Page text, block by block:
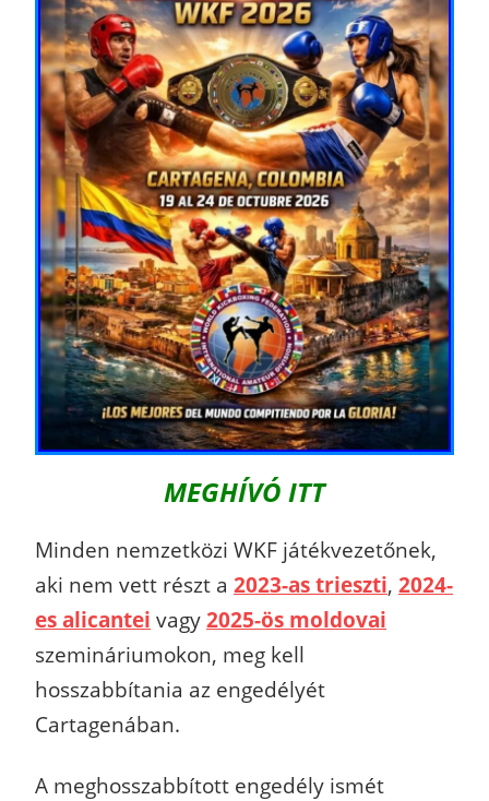
MEGHÍVÓ ITT
Minden nemzetközi WKF játékvezetőnek,
aki nem vett részt a 2023-as trieszti, 2024-
es alicantei vagy 2025-ös moldovai
szemináriumokon, meg kell
hosszabbítania az engedélyét
Cartagenában.
A meghosszabbított engedély ismét